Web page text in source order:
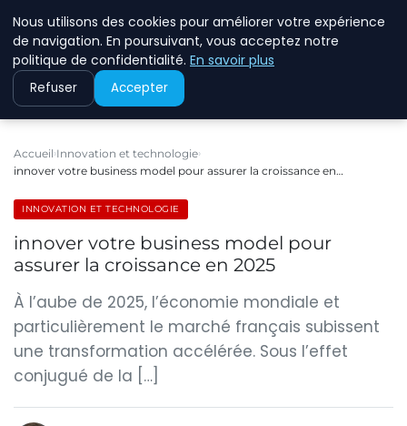
ECOMMCODE2
Accueil Innovation et technologie
innover votre business model pour assurer la croissance en…
INNOVATION ET TECHNOLOGIE
innover votre business model pour
assurer la croissance en 2025
À l’aube de 2025, l’économie mondiale et
particulièrement le marché français subissent
une transformation accélérée. Sous l’effet
conjugué de la […]
Nous utilisons des cookies pour améliorer votre expérience
de navigation. En poursuivant, vous acceptez notre
politique de confidentialité. En savoir plus
Refuser Accepter